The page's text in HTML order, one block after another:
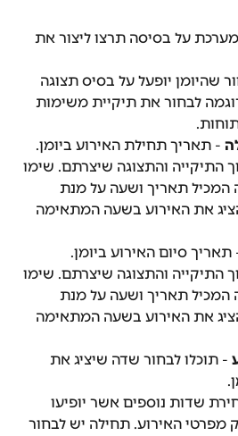
על בסיסה תרצו ליצור את
שהיומן יופעל על בסיס תצוגה
לבחור את תיקיית משימות
- תאריך תחילת האירוע ביומן.
התיקייה והתצוגה שיצרתם. שימו
המכיל תאריך ושעה על מנת
את האירוע בשעה המתאימה
תאריך סיום האירוע ביומן.
התיקייה והתצוגה שיצרתם. שימו
המכיל תאריך ושעה על מנת
את האירוע בשעה המתאימה
- תוכלו לבחור שדה שיציג את
שדות נוספים אשר יופיעו
מפרטי האירוע. תחילה יש לבחור